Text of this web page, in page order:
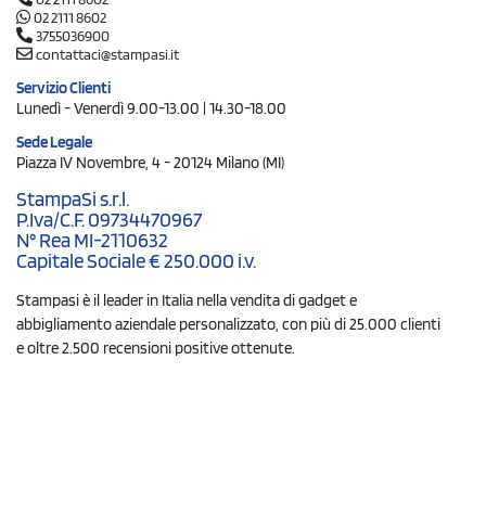
02 2111 8602
3755036900
contattaci@stampasi.it
Servizio Clienti
Lunedì - Venerdì 9.00-13.00 | 14.30-18.00
Sede Legale
Piazza IV Novembre, 4 - 20124 Milano (MI)
StampaSi s.r.l.
P.Iva/C.F. 09734470967
N° Rea MI-2110632
Capitale Sociale € 250.000 i.v.
Stampasi è il leader in Italia nella vendita di gadget e
abbigliamento aziendale personalizzato, con più di 25.000 clienti
e oltre 2.500 recensioni positive ottenute.